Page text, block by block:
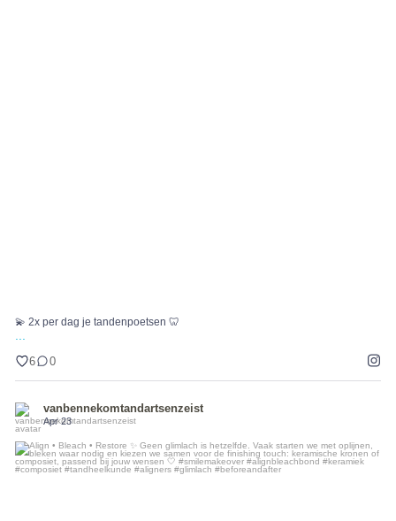
💫 2x per dag je tandenpoetsen 🦷
...
6 0
vanbennekomtandartsenzeist
Apr 23